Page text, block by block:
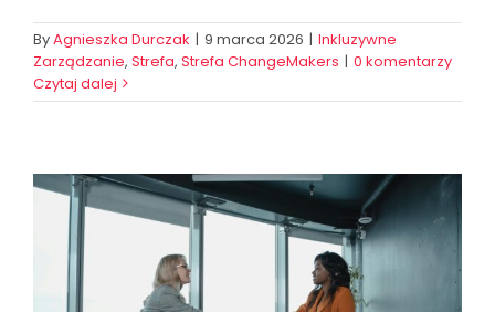
ByAgnieszka Durczak | 9 marca 2026 | Inkluzywne
Zarządzanie, Strefa, Strefa ChangeMakers | 0 komentarzy
Czytaj dalej